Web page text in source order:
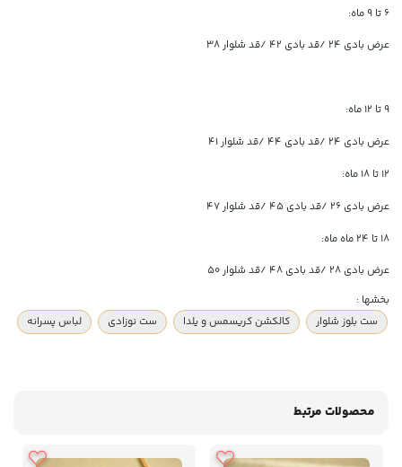
۶ تا ۹ ماه:
عرض بادی ۲۴ /قد بادی ۴۲ /قد شلوار ۳۸
۹ تا ۱۲ ماه:
عرض بادی ۲۴ /قد بادی ۴۴ /قد شلوار ۴۱
۱۲ تا ۱۸ ماه:
عرض بادی ۲۶ /قد بادی ۴۵ /قد شلوار ۴۷
۱۸ تا ۲۴ ماه ماه:
عرض بادی ۲۸ /قد بادی ۴۸ /قد شلوار ۵۰
بخشها :
ست بلوز شلوار
کالکشن کریسمس و یلدا ست نوزادی لباس پسرانه
محصولات مرتبط